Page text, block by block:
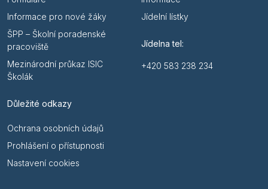
Informace pro nové žáky
ŠPP – Školní poradenské
pracoviště
Mezinárodní průkaz ISIC
Školák
Jídelní lístky
Jídelna tel:
+420 583 238 234
Důležité odkazy
Ochrana osobních údajů
Prohlášení o přístupnosti
Nastavení cookies